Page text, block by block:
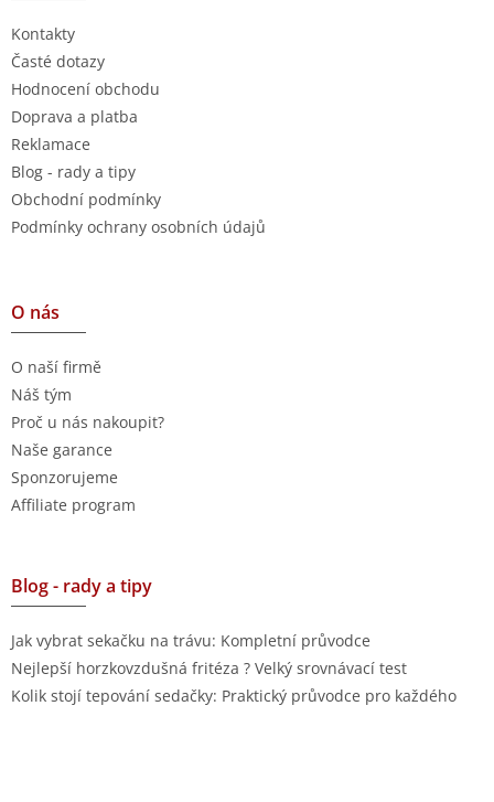
Kontakty
Časté dotazy
Hodnocení obchodu
Doprava a platba
Reklamace
Blog - rady a tipy
Obchodní podmínky
Podmínky ochrany osobních údajů
O nás
O naší firmě
Náš tým
Proč u nás nakoupit?
Naše garance
Sponzorujeme
Affiliate program
Blog - rady a tipy
Jak vybrat sekačku na trávu: Kompletní průvodce
Nejlepší horzkovzdušná fritéza ? Velký srovnávací test
Kolik stojí tepování sedačky: Praktický průvodce pro každého